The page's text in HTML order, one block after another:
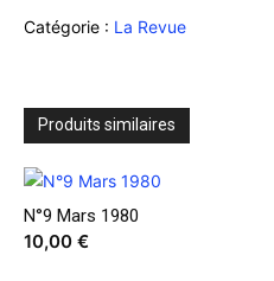
Catégorie : La Revue
Produits similaires
N°9 Mars 1980
10,00 €